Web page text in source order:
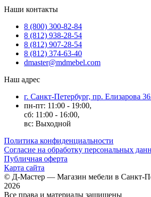
Наши контакты
8 (800) 300-82-84
8 (812) 938-28-54
8 (812) 907-28-54
8 (812) 374-63-40
dmaster@mdmebel.com
Наш адрес
г. Санкт-Петербург, пр. Елизарова
пн-пт: 11:00 - 19:00,
сб: 11:00 - 16:00,
вс: Выходной
Политика конфиденциальности
Согласие на обработку персональных
Публичная оферта
Карта сайта
© Д-Мастер — Магазин мебели в Санкт-
2026
Все права и материалы защищены